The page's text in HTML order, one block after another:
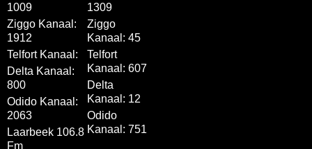
1009
Ziggo Kanaal:
1912
Telfort Kanaal:
Delta Kanaal:
800
Odido Kanaal:
2063
Laarbeek 106.8
Fm
1309
Ziggo
Kanaal: 45
Telfort
Kanaal: 607
Delta
Kanaal: 12
Odido
Kanaal: 751